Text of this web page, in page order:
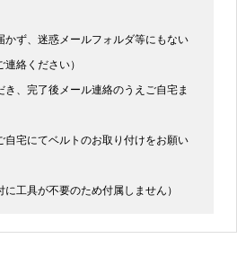
ず、迷惑メールフォルダ等にもない
絡ください）
、完了後メール連絡のうえご自宅ま
宅にてベルトのお取り付けをお願い
に工具が不要のため付属しません）